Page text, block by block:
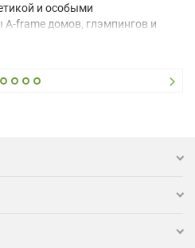
и особыми
frame домов, глэмпингов и
растет, и
в соцсетях,